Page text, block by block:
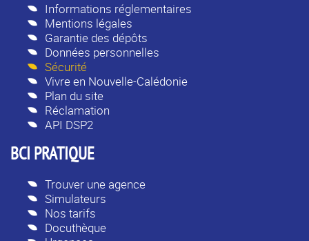
Informations réglementaires
Mentions légales
Garantie des dépôts
Données personnelles
Sécurité
Vivre en Nouvelle-Calédonie
Plan du site
Réclamation
API DSP2
BCI PRATIQUE
Trouver une agence
Simulateurs
Nos tarifs
Docuthèque